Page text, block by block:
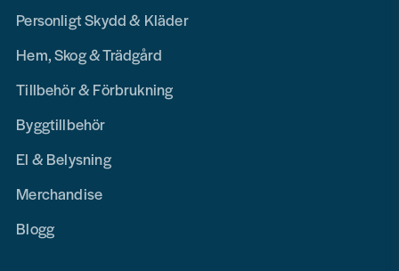
Personligt Skydd & Kläder
Hem, Skog & Trädgård
Tillbehör & Förbrukning
Byggtillbehör
El & Belysning
Merchandise
Blogg